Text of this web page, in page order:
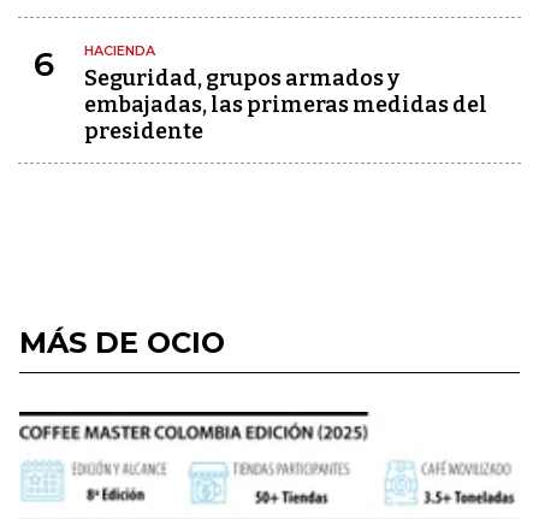
6 HACIENDA
Seguridad, grupos armados y
embajadas, las primeras medidas del
presidente
MÁS DE OCIO